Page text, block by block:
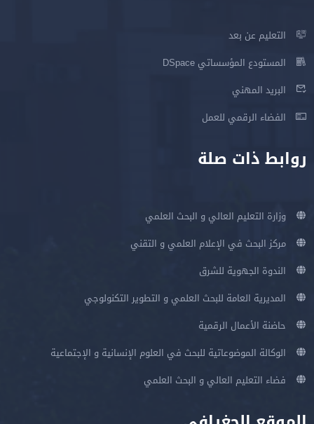
التعليم عن بعد
المستودع المؤسساتي DSpace
البريد المهني
الفضاء الرقمي للعمل
روابط ذات صلة
وزارة التعليم العالي و البحث العلمي
مركز البحث في الإعلام العلمي و التقني
الندوة الجهوية للشرق
المديرية العامة للبحث العلمي و التطوير التكنولوجي
حاضنة الأعمال الرقمية
الوكالة الموضوعاتية للبحث في العلوم الإنسانية و الإجتماعية
فضاء التعليم العالي و البحث العلمي